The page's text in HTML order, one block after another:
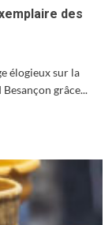
des
élogieux sur la
grâce...